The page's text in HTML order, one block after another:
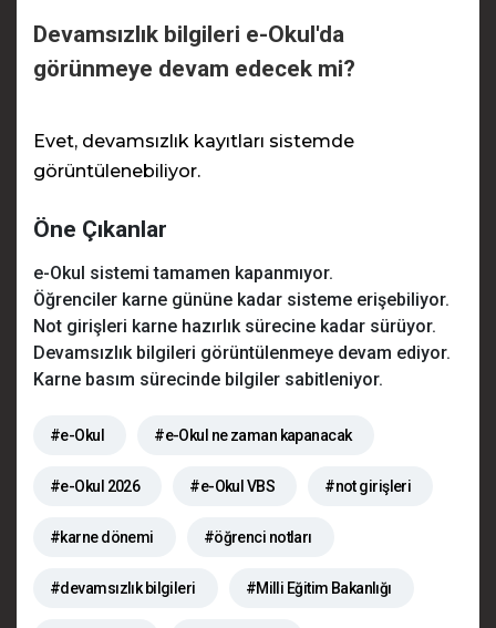
Devamsızlık bilgileri e-Okul'da
görünmeye devam edecek mi?
Evet, devamsızlık kayıtları sistemde
görüntülenebiliyor.
Öne Çıkanlar
e-Okul sistemi tamamen kapanmıyor.
Öğrenciler karne gününe kadar sisteme erişebiliyor.
Not girişleri karne hazırlık sürecine kadar sürüyor.
Devamsızlık bilgileri görüntülenmeye devam ediyor.
Karne basım sürecinde bilgiler sabitleniyor.
#e-Okul #e-Okul ne zaman kapanacak
#e-Okul 2026 #e-Okul VBS #not girişleri
#karne dönemi #öğrenci notları
#devamsızlık bilgileri #Milli Eğitim Bakanlığı